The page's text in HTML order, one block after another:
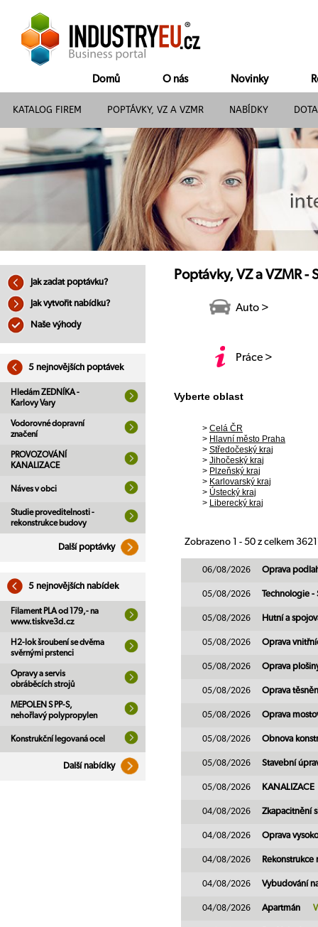
Domů O nás Novinky
KATALOG FIREM POPTÁVKY, VZ A VZMR NABÍDKY
Jak zadat poptávku?
Jak vytvořit nabídku?
Naše výhody
5 nejnovějších poptávek
Hledám ZEDNÍKA -
Karlovy Vary
Vodorovné dopravní
značení
PROVOZOVÁNÍ
KANALIZACE
Náves v obci
Studie proveditelnosti -
rekonstrukce budovy
Další poptávky
5 nejnovějších nabídek
Filament PLA od 179,- na
www.tiskve3d.cz
H2-lok šroubení se dvěma
svěrnými prstenci
Opravy a servis
obráběcích strojů
MEPOLEN S PP-S,
nehořlavý polypropylen
Konstrukční legovaná ocel
Další nabídky
Poptávky, VZ a VZMR -
Auto >
Práce >
Vyberte oblast
> Celá ČR
> Hlavní město Praha
> Středočeský kraj
> Jihočeský kraj
> Plzeňský kraj
> Karlovarský kraj
> Ústecký kraj
> Liberecký kraj
Zobrazeno 1 - 50 z celkem
06/08/2026 Oprava
05/08/2026 Technologie
05/08/2026 Hutní a
05/08/2026 Oprava
05/08/2026 Oprava
05/08/2026 Oprava
05/08/2026 Oprava
05/08/2026 Obnova
05/08/2026 Stavební
05/08/2026 KANALIZACE
04/08/2026 Zkapacitnění
04/08/2026 Oprava
04/08/2026
04/08/2026 Vybudování
04/08/2026 Apartmán